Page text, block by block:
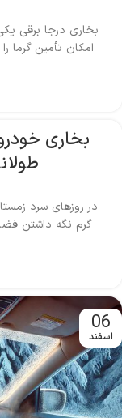
بخاری درجا برقی
امکان تأمین گرما
بخاری
در روزهای سرد
گرم نگه داشتن
06
اسفند